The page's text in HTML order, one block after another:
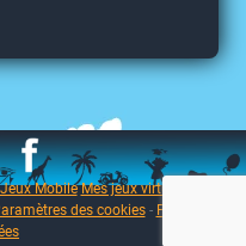
Mobile Mes jeux virtuels
des cookies- Protection